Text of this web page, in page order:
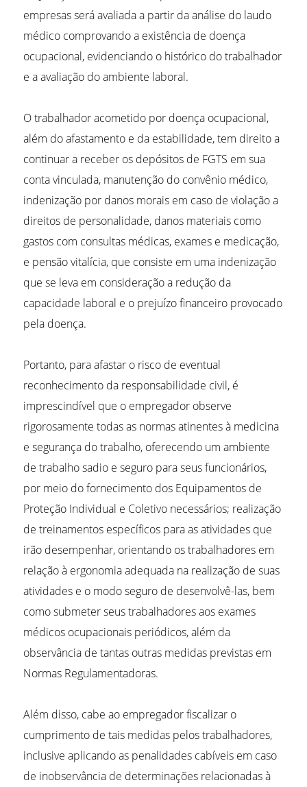
empresas será avaliada a partir da análise do laudo
médico comprovando a existência de doença
ocupacional, evidenciando o histórico do trabalhador
e a avaliação do ambiente laboral.
O trabalhador acometido por doença ocupacional,
além do afastamento e da estabilidade, tem direito a
continuar a receber os depósitos de FGTS em sua
conta vinculada, manutenção do convênio médico,
indenização por danos morais em caso de violação a
direitos de personalidade, danos materiais como
gastos com consultas médicas, exames e medicação,
e pensão vitalícia, que consiste em uma indenização
que se leva em consideração a redução da
capacidade laboral e o prejuízo financeiro provocado
pela doença.
Portanto, para afastar o risco de eventual
reconhecimento da responsabilidade civil, é
imprescindível que o empregador observe
rigorosamente todas as normas atinentes à medicina
e segurança do trabalho, oferecendo um ambiente
de trabalho sadio e seguro para seus funcionários,
por meio do fornecimento dos Equipamentos de
Proteção Individual e Coletivo necessários; realização
de treinamentos específicos para as atividades que
irão desempenhar, orientando os trabalhadores em
relação à ergonomia adequada na realização de suas
atividades e o modo seguro de desenvolvê-las, bem
como submeter seus trabalhadores aos exames
médicos ocupacionais periódicos, além da
observância de tantas outras medidas previstas em
Normas Regulamentadoras.
Além disso, cabe ao empregador fiscalizar o
cumprimento de tais medidas pelos trabalhadores,
inclusive aplicando as penalidades cabíveis em caso
de inobservância de determinações relacionadas à